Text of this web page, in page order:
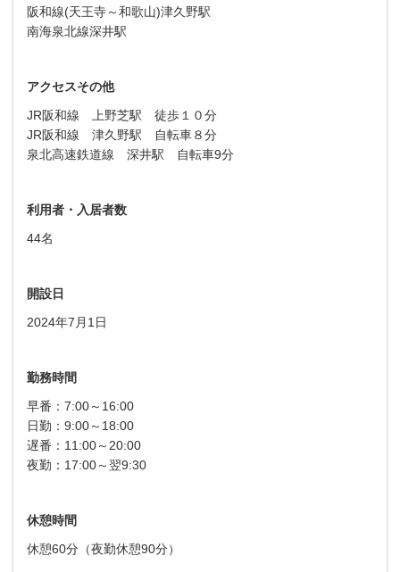
阪和線(天王寺～和歌山)津久野駅
南海泉北線深井駅
アクセスその他
JR阪和線 上野芝駅 徒歩１０分
JR阪和線 津久野駅 自転車８分
泉北高速鉄道線 深井駅 自転車9分
利用者・入居者数
44名
開設日
2024年7月1日
勤務時間
早番：7:00～16:00
日勤：9:00～18:00
遅番：11:00～20:00
夜勤：17:00～翌9:30
休憩時間
休憩60分（夜勤休憩90分）